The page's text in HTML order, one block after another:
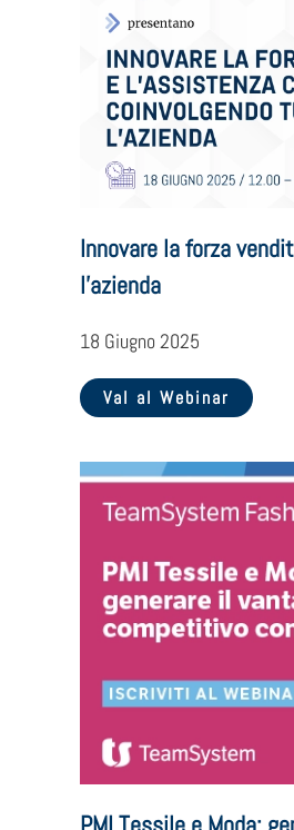
Innovare la forza
l’azienda
18 Giugno 2025
Val al Webinar